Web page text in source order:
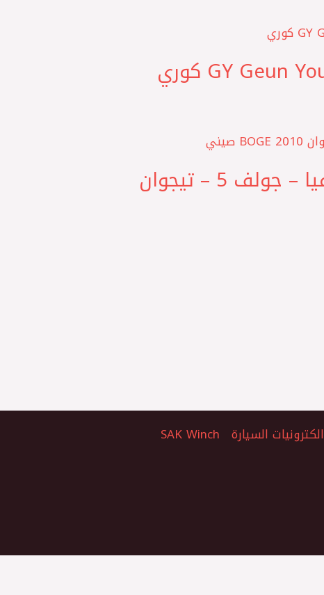
A5 ‎بطاحة مساعد امامي بدون البلية فانتازيا – اوكتافيا – جولف 5 – تيجوان
الكترونيات السيارة SAK Winch